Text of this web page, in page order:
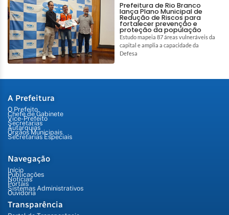
Prefeitura de Rio Branco
lança Plano Municipal de
Redução de Riscos para
fortalecer prevenção e
proteção da população
Estudo mapeia 87 áreas vulneráveis da
capital e amplia a capacidade da
Defesa
A Prefeitura
O Prefeito
Chefe de Gabinete
Vice-Prefeito
Secretarias
Autarquias
Órgãos Municipais
Secretarias Especiais
Navegação
Início
Publicações
Notícias
Portais
Sistemas Administrativos
Ouvidoria
Transparência